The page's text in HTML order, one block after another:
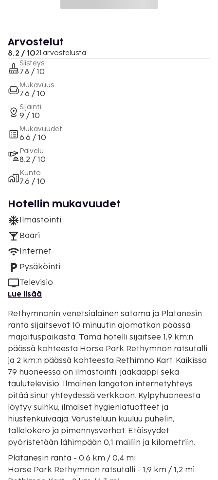
Arvostelut
8.2 / 1021 arvostelusta
Siisteys
7.8 / 10
Mukavuus
7.6 / 10
Sijainti
9 / 10
Mukavuudet
6.6 / 10
Palvelu
8.2 / 10
Kunto
7.6 / 10
Hotellin mukavuudet
Ilmastointi
Baari
Internet
Pysäköinti
Televisio
Lue lisää
Rethymnonin venetsialainen satama ja Platanesin
ranta sijaitsevat 10 minuutin ajomatkan päässä
majoituspaikasta. Tämä hotelli sijaitsee 1,9 km:n
päässä kohteesta Horse Park Rethymnon ratsutalli
ja 2 km:n päässä kohteesta Rethimno Kart. Kaikissa
79 huoneessa on ilmastointi, jääkaappi sekä
taulutelevisio. Ilmainen langaton internetyhteys
pitää sinut yhteydessä verkkoon. Kylpyhuoneesta
löytyy suihku, ilmaiset hygieniatuotteet ja
hiustenkuivaaja. Varusteluun kuuluu puhelin,
tallelokero ja pimennysverhot. Etäisyydet
pyöristetään lähimpään 0,1 mailiin ja kilometriin.
Platanesin ranta - 0,6 km / 0,4 mi
Horse Park Rethymnon ratsutalli - 1,9 km / 1,2 mi